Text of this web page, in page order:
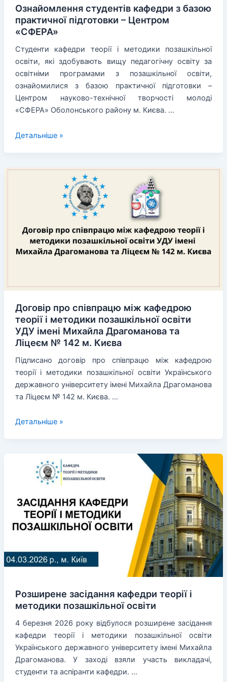
Ознайомлення студентів кафедри з базою
практичної підготовки – Центром
«СФЕРА»
Студенти кафедри теорії і методики позашкільної
освіти, які здобувають вищу педагогічну освіту за
освітніми програмами з позашкільної освіти,
ознайомилися з базою практичної підготовки –
Центром науково-технічної творчості молоді
«СФЕРА» Оболонського району м. Києва. …
Ознайомлення
з
Центром
«СФЕРА»
Детальніше »
Договір про співпрацю між кафедрою
теорії і методики позашкільної освіти
УДУ імені Михайла Драгоманова та
Ліцеєм № 142 м. Києва
Підписано договір про співпрацю між кафедрою
теорії і методики позашкільної освіти Українського
державного університету імені Михайла Драгоманова
та Ліцеєм № 142 м. Києва. …
Договір
кафедрою
методики
позашкільної
освіти
імені
Михайла
та
Ліцеєм
142
м.
Києва
Детальніше »
Розширене засідання кафедри теорії і
методики позашкільної освіти
4 березня 2026 року відбулося розширене засідання
кафедри теорії і методики позашкільної освіти
Українського державного університету імені Михайла
Драгоманова. У заході взяли участь викладачі,
студенти та аспіранти кафедри. …